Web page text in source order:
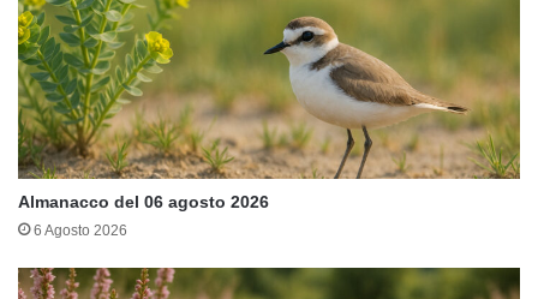
Almanacco del 06 agosto 2026
6 Agosto 2026